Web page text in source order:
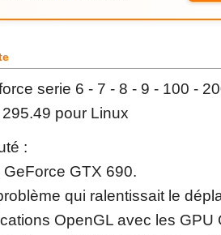
serie 6 - 7 - 8 - 9 - 100 -
pour Linux
:
GTX 690.
qui ralentissait le
OpenGL avec les GPU